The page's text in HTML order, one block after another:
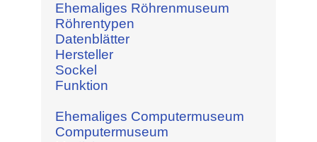
Ehemaliges Röhrenmuseum
Röhrentypen
Datenblätter
Hersteller
Sockel
Funktion
Ehemaliges Computermuseum
Computermuseum